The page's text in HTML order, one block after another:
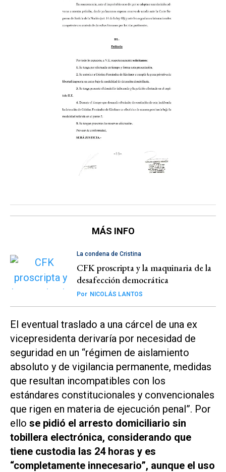
MÁS INFO
La condena de Cristina
CFK proscripta y la maquinaria de la
desafección democrática
Por NICOLÁS LANTOS
El eventual traslado a una cárcel de una ex
vicepresidenta derivaría por necesidad de
seguridad en un “régimen de aislamiento
absoluto y de vigilancia permanente, medidas
que resultan incompatibles con los
estándares constitucionales y convencionales
que rigen en materia de ejecución penal”. Por
ello se pidió el arresto domiciliario sin
tobillera electrónica, considerando que
tiene custodia las 24 horas y es
“completamente innecesario”, aunque el uso